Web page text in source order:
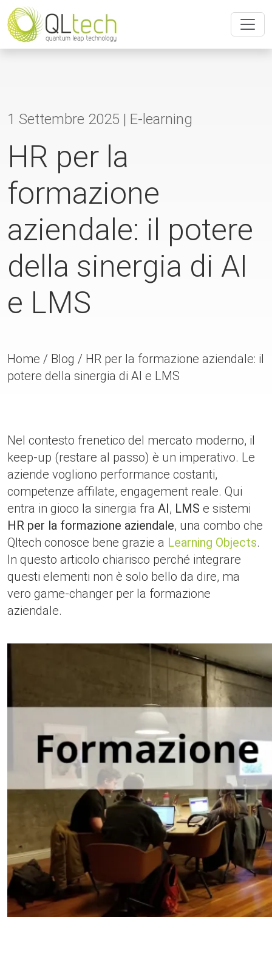
1 Settembre 2025 | E-learning
HR per la
formazione
aziendale: il potere
della sinergia di AI
e LMS
Home / Blog / HR per la formazione aziendale: il
potere della sinergia di AI e LMS
Nel contesto frenetico del mercato moderno, il
keep‐up (restare al passo) è un imperativo. Le
aziende vogliono performance costanti,
competenze affilate, engagement reale. Qui
entra in gioco la sinergia fra AI, LMS e sistemi
HR per la formazione aziendale, una combo che
Qltech conosce bene grazie a Learning Objects.
In questo articolo chiarisco perché integrare
questi elementi non è solo bello da dire, ma
vero game-changer per la formazione
aziendale.